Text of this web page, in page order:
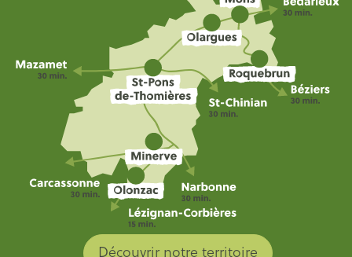
Découvrir notre territoire